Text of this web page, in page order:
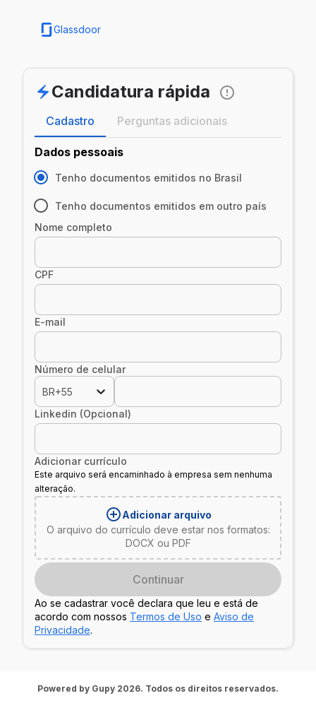
Glassdoor
Candidatura rápida
Cadastro Perguntas adicionais
Dados pessoais
Tenho documentos emitidos no Brasil
Tenho documentos emitidos em outro país
Nome completo
CPF
E-mail
Número de celular
BR+55
Linkedin (Opcional)
Adicionar currículo
Este arquivo será encaminhado à empresa sem nenhuma
alteração.
Adicionar arquivo
O arquivo do currículo deve estar nos formatos:
DOCX ou PDF
Continuar
Ao se cadastrar você declara que leu e está de
acordo com nossos Termos de Uso e Aviso de
Privacidade.
Powered by Gupy 2026. Todos os direitos reservados.